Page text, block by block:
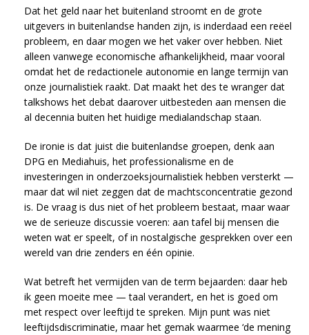
Dat het geld naar het buitenland stroomt en de grote
uitgevers in buitenlandse handen zijn, is inderdaad een reëel
probleem, en daar mogen we het vaker over hebben. Niet
alleen vanwege economische afhankelijkheid, maar vooral
omdat het de redactionele autonomie en lange termijn van
onze journalistiek raakt. Dat maakt het des te wranger dat
talkshows het debat daarover uitbesteden aan mensen die
al decennia buiten het huidige medialandschap staan.
De ironie is dat juist die buitenlandse groepen, denk aan
DPG en Mediahuis, het professionalisme en de
investeringen in onderzoeksjournalistiek hebben versterkt —
maar dat wil niet zeggen dat de machtsconcentratie gezond
is. De vraag is dus niet of het probleem bestaat, maar waar
we de serieuze discussie voeren: aan tafel bij mensen die
weten wat er speelt, of in nostalgische gesprekken over een
wereld van drie zenders en één opinie.
Wat betreft het vermijden van de term bejaarden: daar heb
ik geen moeite mee — taal verandert, en het is goed om
met respect over leeftijd te spreken. Mijn punt was niet
leeftijdsdiscriminatie, maar het gemak waarmee ‘de mening